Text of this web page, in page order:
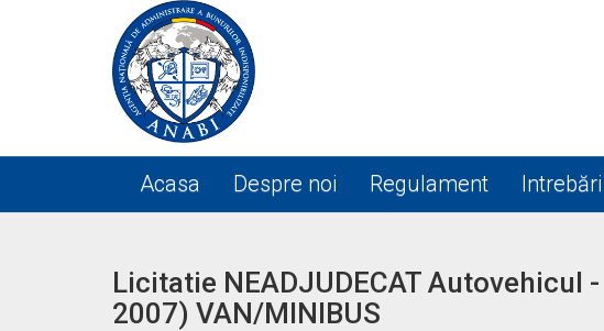
Acasa Despre noi Regulament
Licitatie NEADJUDECAT Autovehicul
2007) VAN/MINIBUS